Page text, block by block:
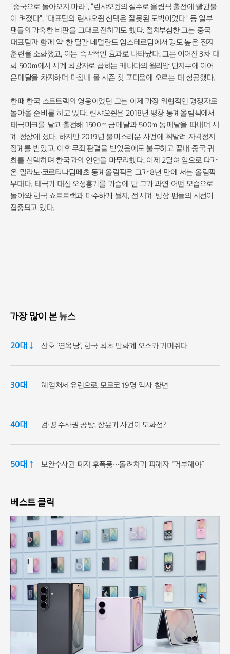
"중국으로 돌아오지 마라", "린샤오쥔의 실수로 올림픽 출전에 빨간불
이 켜졌다", "대표팀의 린샤오쥔 선택은 잘못된 도박이었다" 등 일부
팬들의 가혹한 비판을 그대로 전하기도 했다. 절치부심한 그는 중국
대표팀과 함께 약 한 달간 네덜란드 암스테르담에서 강도 높은 전지
훈련을 소화했고, 이는 즉각적인 효과로 나타났다. 그는 이어진 3차 대
회 500m에서 세계 최강자로 꼽히는 캐나다의 윌리암 단지누에 이어
은메달을 차지하며 마침내 올 시즌 첫 포디움에 오르는 데 성공했다.
한때 한국 쇼트트랙의 영웅이었던 그는 이제 가장 위협적인 경쟁자로
돌아올 준비를 하고 있다. 린샤오쥔은 2018년 평창 동계올림픽에서
태극마크를 달고 출전해 1500m 금메달과 500m 동메달을 따내며 세
계 정상에 섰다. 하지만 2019년 불미스러운 사건에 휘말려 자격정지
징계를 받았고, 이후 무죄 판결을 받았음에도 불구하고 끝내 중국 귀
화를 선택하며 한국과의 인연을 마무리했다. 이제 2달여 앞으로 다가
온 밀라노·코르티나담페초 동계올림픽은 그가 8년 만에 서는 올림픽
무대다. 태극기 대신 오성홍기를 가슴에 단 그가 과연 어떤 모습으로
돌아와 한국 쇼트트랙과 마주하게 될지, 전 세계 빙상 팬들의 시선이
집중되고 있다.
가장 많이 본 뉴스
20대 ↓ 산호 '연옥당', 한국 최초 만화계 오스카 거머쥐다
30대 헤엄쳐서 유럽으로, 모로코 19명 익사 참변
40대 검·경 수사권 공방, 장윤기 사건이 도화선?
50대 ↑ 보완수사권 폐지 후폭풍…돌려차기 피해자 “거부해야”
베스트 클릭